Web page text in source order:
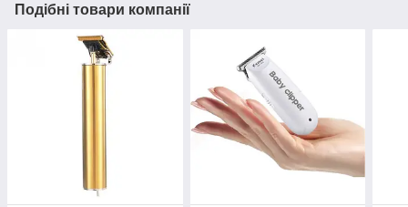
Подібні товари компанії